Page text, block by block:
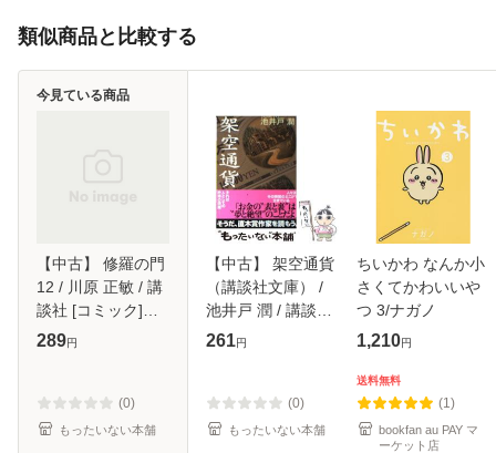
類似商品と比較する
【中古】 修羅の門
12 / 川原 正敏 / 講
談社 [コミック]
【メール便送料無
289円
(0)
もったいない本舗
今見ている商品
【中古】 架空通貨
（講談社文庫） /
池井戸 潤 / 講談社
[文庫]【メール便送
261円
(0)
もったいない本舗
ちいかわ なんか小
さくてかわいいや
つ 3/ナガノ
1,210円
送料無料
(1)
bookfan au PAY マ
ーケット店